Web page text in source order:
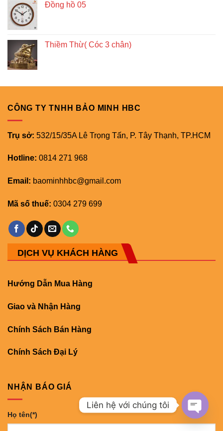
Đồng hồ 05
Thiềm Thừ( Cóc 3 chân)
CÔNG TY TNHH BẢO MINH HBC
Trụ sở: 532/15/35A Lê Trọng Tấn, P. Tây Thạnh, TP.HCM
Hotline: 0814 271 968
Email: baominhhbc@gmail.com
Mã số thuế: 0304 279 699
DỊCH VỤ KHÁCH HÀNG
Hướng Dẫn Mua Hàng
Giao và Nhận Hàng
Chính Sách Bán Hàng
Chính Sách Đại Lý
NHẬN BÁO GIÁ
Họ tên(*)
Liên hệ với chúng tôi
OPEN